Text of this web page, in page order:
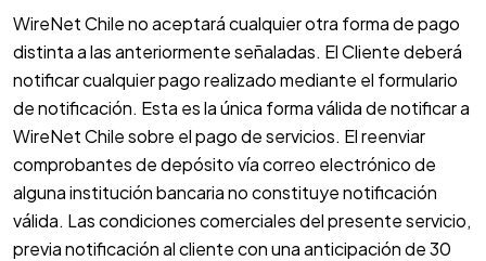
WireNet Chile no aceptará cualquier otra forma de pago
distinta a las anteriormente señaladas. El Cliente deberá
notificar cualquier pago realizado mediante el formulario
de notificación. Esta es la única forma válida de notificar a
WireNet Chile sobre el pago de servicios. El reenviar
comprobantes de depósito vía correo electrónico de
alguna institución bancaria no constituye notificación
válida. Las condiciones comerciales del presente servicio,
previa notificación al cliente con una anticipación de 30